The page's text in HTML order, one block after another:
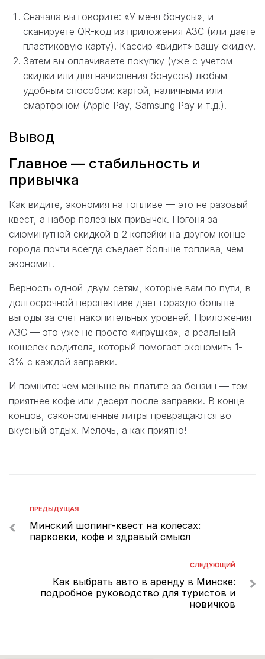
Сначала вы говорите: «У меня бонусы», и
сканируете QR-код из приложения АЗС (или даете
пластиковую карту). Кассир «видит» вашу скидку.
Затем вы оплачиваете покупку (уже с учетом
скидки или для начисления бонусов) любым
удобным способом: картой, наличными или
смартфоном (Apple Pay, Samsung Pay и т.д.).
Вывод
Главное — стабильность и
привычка
Как видите, экономия на топливе — это не разовый
квест, а набор полезных привычек. Погоня за
сиюминутной скидкой в 2 копейки на другом конце
города почти всегда съедает больше топлива, чем
экономит.
Верность одной-двум сетям, которые вам по пути, в
долгосрочной перспективе дает гораздо больше
выгоды за счет накопительных уровней. Приложения
АЗС — это уже не просто «игрушка», а реальный
кошелек водителя, который помогает экономить 1-
3% с каждой заправки.
И помните: чем меньше вы платите за бензин — тем
приятнее кофе или десерт после заправки. В конце
концов, сэкономленные литры превращаются во
вкусный отдых. Мелочь, а как приятно!
ПРЕДЫДУЩАЯ
Минский шопинг-квест на колесах:
парковки, кофе и здравый смысл
СЛЕДУЮЩИЙ
Как выбрать авто в аренду в Минске:
подробное руководство для туристов и
новичков